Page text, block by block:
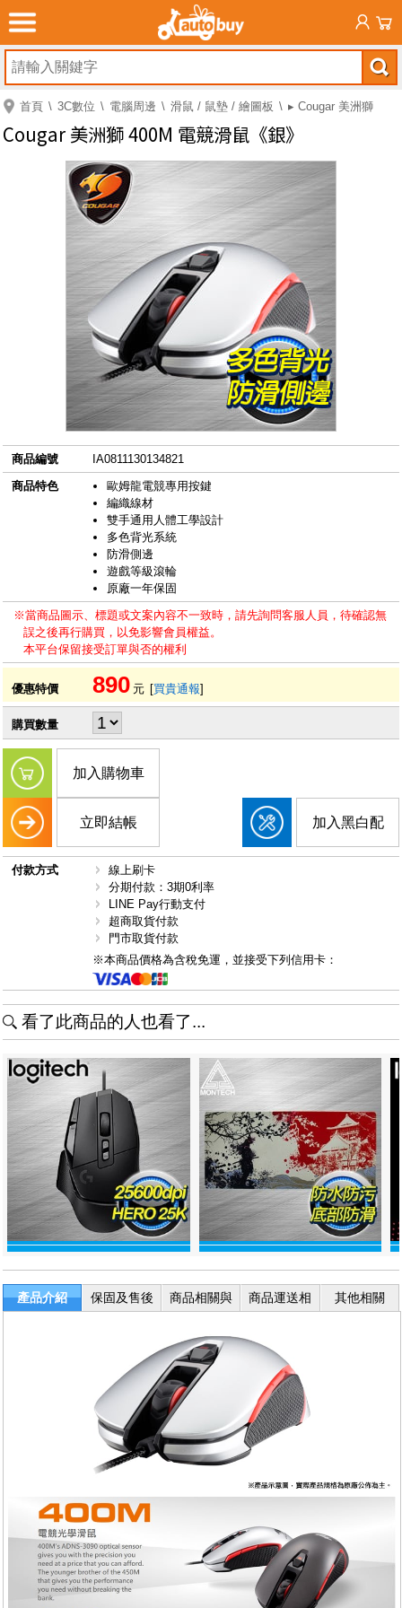
首頁 3C數位 電腦周邊 滑鼠 / 鼠墊 / 繪圖板 ▸ Cougar 美洲獅
Cougar 美洲獅 400M 電競滑鼠《銀》
商品編號
IA0811130134821
商品特色
歐姆龍電競專用按鍵
編織線材
雙手通用人體工學設計
多色背光系統
防滑側邊
遊戲等級滾輪
原廠一年保固
※當商品圖示、標題或文案內容不一致時，請先詢問客服人員，待確認無
誤之後再行購買，以免影響會員權益。
本平台保留接受訂單與否的權利
優惠特價 890 元 [買貴通報]
購買數量
加入購物車
立即結帳 加入黑白配
付款方式
線上刷卡
分期付款：3期0利率
LINE Pay行動支付
超商取貨付款
門市取貨付款
※本商品價格為含稅免運，並接受下列信用卡：
看了此商品的人也看了...
產品介紹
保固及售後
商品相關與
商品運送相
其他相關